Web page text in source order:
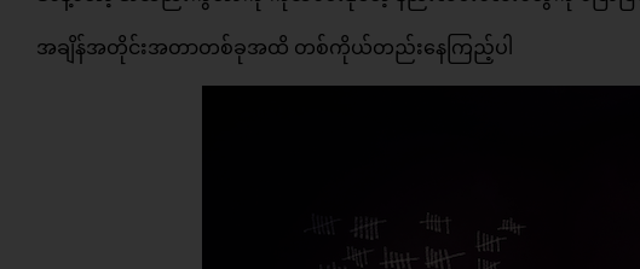
အချိန်အတိုင်းအတာတစ်ခုအထိ တစ်ကိုယ်တည်းနေကြည့်ပါ